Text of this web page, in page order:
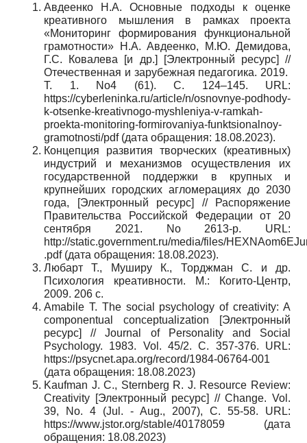
Авдеенко Н.А. Основные подходы к оценке
креативного мышления в рамках проекта
«Мониторинг формирования функциональной
грамотности» Н.А. Авдеенко, М.Ю. Демидова,
Г.С. Ковалева [и др.] [Электронный ресурс] //
Отечественная и зарубежная педагогика. 2019.
Т. 1. No4 (61). С. 124–145. URL:
https://cyberleninka.ru/article/n/osnovnye-podhody-
k-otsenke-kreativnogo-myshleniya-v-ramkah-
proekta-monitoring-formirovaniya-funktsionalnoy-
gramotnosti/pdf (дата обращения: 18.08.2023).
Концепция развития творческих (креативных)
индустрий и механизмов осуществления их
государственной поддержки в крупных и
крупнейших городских агломерациях до 2030
года, [Электронный ресурс] // Распоряжение
Правительства Российской Федерации от 20
сентября 2021. No 2613-р. URL:
http://static.government.ru/media/files/
.pdf (дата обращения: 18.08.2023).
Любарт Т., Муширу К., Торджман С. и др.
Психология креативности. М.: Когито-Центр,
2009. 206 с.
Amabile T. The social psychology of creativity: A
componentual conceptualization [Электронный
ресурс] // Journal of Personality and Social
Psychology. 1983. Vol. 45/2. С. 357-376. URL:
https://psycnet.apa.org/record/1984-06764-001
(дата обращения: 18.08.2023)
Kaufman J. C., Sternberg R. J. Resource Review:
Creativity [Электронный ресурс] // Change. Vol.
39, No. 4 (Jul. - Aug., 2007), С. 55-58. URL:
https://www.jstor.org/stable/40178059 (дата
обращения: 18.08.2023)